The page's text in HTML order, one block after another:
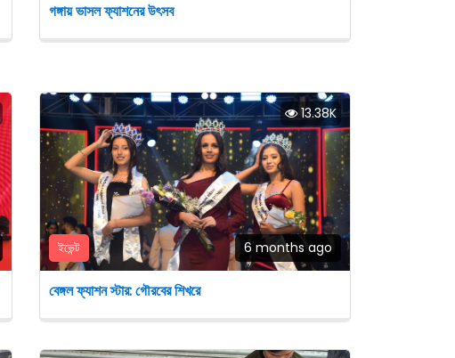
গঙ্গায় ভাসল ফ্যাশনের উৎসব
13.38K
ইভেন্ট 6 months ago
বেঙ্গল ফ্যাশন স্টার: গৌরবের শিখরে